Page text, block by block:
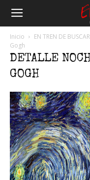
Anartista
Inicio EN TREN DE
Gogh
DETALLE
GOGH